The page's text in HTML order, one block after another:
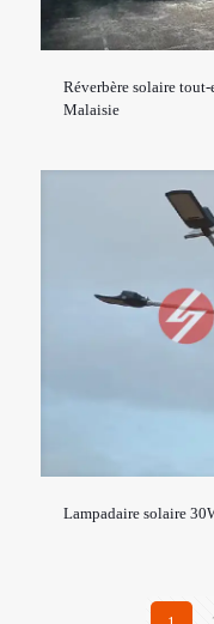
Réverbère solaire
Malaisie
Lampadaire solaire